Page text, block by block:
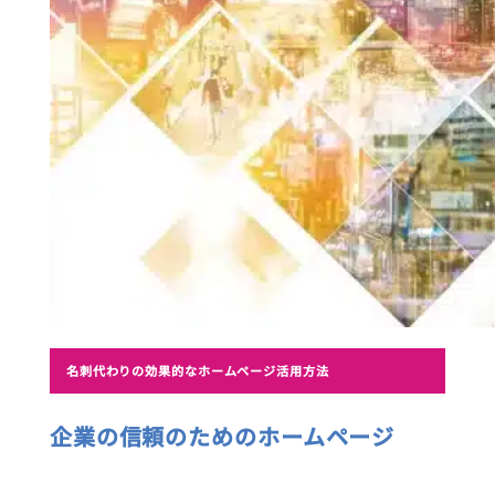
名刺代わりの効果的なホームページ活用方法
企業の信頼のためのホームページ